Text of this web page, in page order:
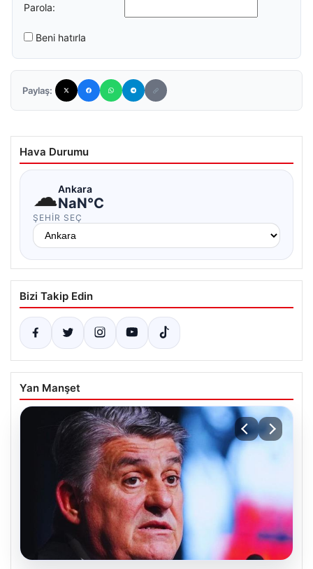
Parola:
Beni hatırla
Paylaş:
Hava Durumu
☁Ankara
NaN°C
ŞEHIR SEÇ
Bizi Takip Edin
Yan Manşet